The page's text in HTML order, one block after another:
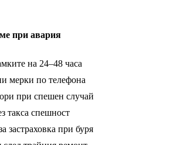
при авария
на 24–48 часа
мерки по телефона
при спешен случай
такса спешност
застраховка при буря